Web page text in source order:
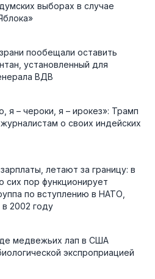
выборах в случае
пообещали оставить
установленный для
ВДВ
я – чероки, я – ирокез»: Трамп
о своих индейских
летают за границу: в
пор функционирует
по вступлению в НАТО,
в 2002 году
медвежьих лап в США
экспроприацией